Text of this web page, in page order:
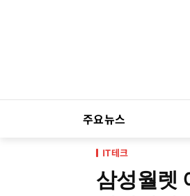
주요뉴스
IT테크
삼성월렛